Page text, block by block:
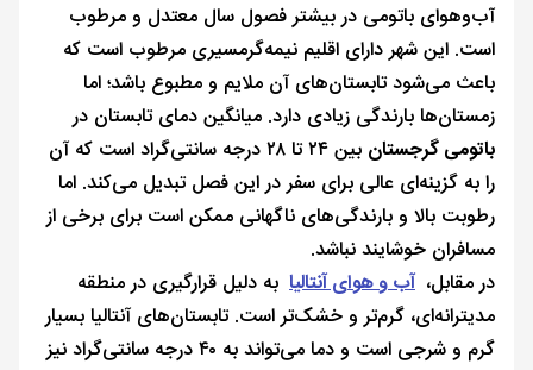
آب‌وهوای باتومی در بیشتر فصول سال معتدل و مرطوب
است. این شهر دارای اقلیم نیمه‌گرمسیری مرطوب است که
باعث می‌شود تابستان‌های آن ملایم و مطبوع باشد؛ اما
زمستان‌ها بارندگی زیادی دارد. میانگین دمای تابستان در
باتومی گرجستان
بین ۲۴ تا ۲۸ درجه سانتی‌گراد است که آن
را به گزینه‌ای عالی برای سفر در این فصل تبدیل می‌کند. اما
رطوبت بالا و بارندگی‌های ناگهانی ممکن است برای برخی از
مسافران خوشایند نباشد.
در مقابل، آب و هوای آنتالیا به دلیل قرارگیری در منطقه
مدیترانه‌ای، گرم‌تر و خشک‌تر است. تابستان‌های آنتالیا بسیار
گرم و شرجی است و دما می‌تواند به ۴۰ درجه سانتی‌گراد نیز